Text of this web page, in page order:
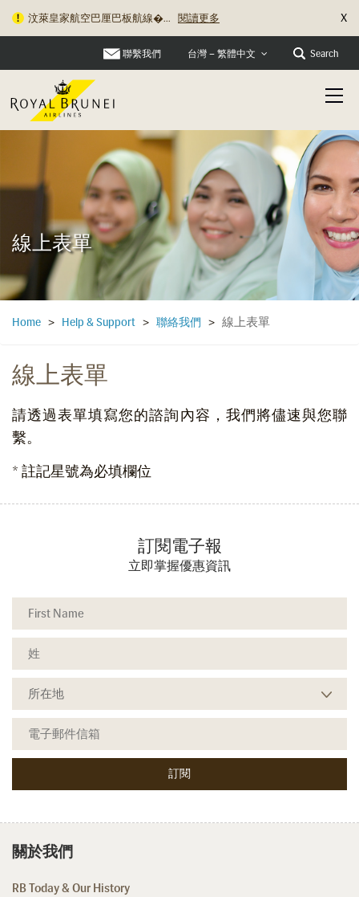
汶萊皇家航空巴厘巴板航線�... 閱讀更多 X
聯繫我們 台灣 – 繁體中文 Search
線上表單
Home > Help & Support > 聯絡我們 > 線上表單
線上表單
請透過表單填寫您的諮詢內容，我們將儘速與您聯
繫。
* 註記星號為必填欄位
訂閱電子報
立即掌握優惠資訊
關於我們
RB Today & Our History